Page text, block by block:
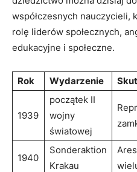
współczesnych nauczycieli,
⁢rolę liderów społecznych,
edukacyjne i społeczne.
Rok Wydarzenie
1939
początek II
wojny
światowej
1940
Sonderaktion
Krakau